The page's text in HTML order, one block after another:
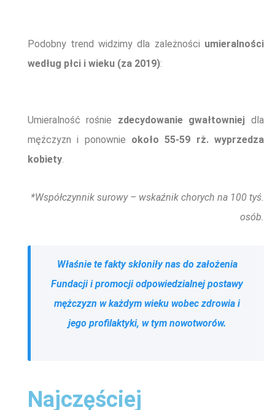
Podobny trend widzimy dla zależności umieralności
według płci i wieku (za 2019):
Umieralność rośnie zdecydowanie gwałtowniej dla
mężczyzn i ponownie około 55-59 rż. wyprzedza
kobiety.
*Współczynnik surowy – wskaźnik chorych na 100 tyś.
osób.
Właśnie te fakty skłoniły nas do założenia
Fundacji i promocji odpowiedzialnej postawy
mężczyzn w każdym wieku wobec zdrowia i
jego profilaktyki, w tym nowotworów.
Najczęściej